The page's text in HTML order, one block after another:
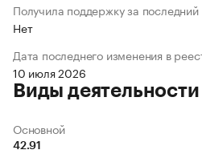
Получила поддержку за последний
Нет
Дата последнего изменения в
10 июля 2026
Виды деятельности
Основной
42.91